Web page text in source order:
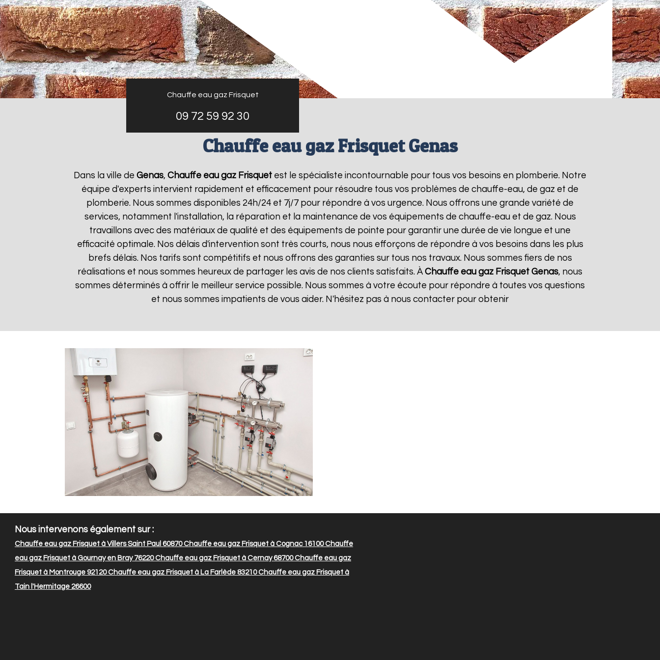
Chauffe eau gaz Frisquet
09 72 59 92 30
Chauffe eau gaz Frisquet Genas
Dans la ville de Genas, Chauffe eau gaz Frisquet est le spécialiste incontournable pour tous vos besoins en plomberie. Notre
équipe d'experts intervient rapidement et efficacement pour résoudre tous vos problèmes de chauffe-eau, de gaz et de
plomberie. Nous sommes disponibles 24h/24 et 7j/7 pour répondre à vos urgence. Nous offrons une grande variété de
services, notamment l'installation, la réparation et la maintenance de vos équipements de chauffe-eau et de gaz. Nous
travaillons avec des matériaux de qualité et des équipements de pointe pour garantir une durée de vie longue et une
efficacité optimale. Nos délais d'intervention sont très courts, nous nous efforçons de répondre à vos besoins dans les plus
brefs délais. Nos tarifs sont compétitifs et nous offrons des garanties sur tous nos travaux. Nous sommes fiers de nos
réalisations et nous sommes heureux de partager les avis de nos clients satisfaits. ÀChauffe eau gaz Frisquet Genas, nous
sommes déterminés à offrir le meilleur service possible. Nous sommes à votre écoute pour répondre à toutes vos questions
et nous sommes impatients de vous aider. N'hésitez pas à nous contacter pour obtenir
Nous intervenons également sur :
Chauffe eau gaz Frisquet à Villers Saint Paul 60870Chauffe eau gaz Frisquet à Cognac 16100Chauffe
eau gaz Frisquet à Gournay en Bray 76220Chauffe eau gaz Frisquet à Cernay 68700Chauffe eau gaz
Frisquet à Montrouge 92120Chauffe eau gaz Frisquet à La Farlède 83210Chauffe eau gaz Frisquet à
Tain l'Hermitage 26600